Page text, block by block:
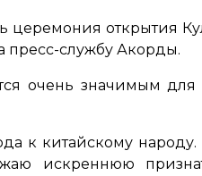
церемония открытия
пресс-службу Акорды.
очень значимым для
к китайскому народу.
искреннюю